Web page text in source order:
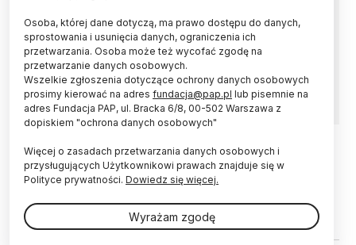
wprowadzenia bardziej rygorystycznych
kryteriów monitorowania rzek i zbiorników -
poinformował PAP Główny Inspektorat
Ochrony Środowiska, odnosząc się do raportu
Komisji Europejskiej.
ZDROWIE 29.08.2023
Naukowcy: fermy drobiu emitują do
środowiska zanieczyszczenia w
postaci leków i fosforanów
Osoba, której dane dotyczą, ma prawo dostępu do danych,
sprostowania i usunięcia danych, ograniczenia ich
przetwarzania. Osoba może też wycofać zgodę na
przetwarzanie danych osobowych.
Wszelkie zgłoszenia dotyczące ochrony danych osobowych
prosimy kierować na adres fundacja@pap.pl lub pisemnie na
adres Fundacja PAP, ul. Bracka 6/8, 00-502 Warszawa z
dopiskiem "ochrona danych osobowych"
Więcej o zasadach przetwarzania danych osobowych i
przysługujących Użytkownikowi prawach znajduje się w
Polityce prywatności. Dowiedz się więcej.
Wyrażam zgodę